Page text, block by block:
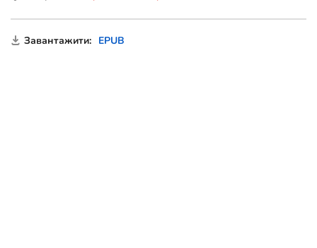
Завантажити: EPUB